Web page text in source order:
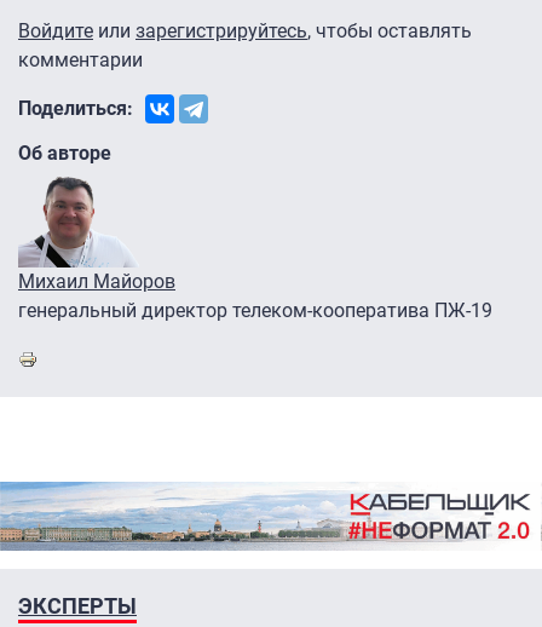
Войдите или зарегистрируйтесь, чтобы оставлять
комментарии
Поделиться:
Об авторе
Михаил Майоров
генеральный директор телеком-кооператива ПЖ-19
ЭКСПЕРТЫ